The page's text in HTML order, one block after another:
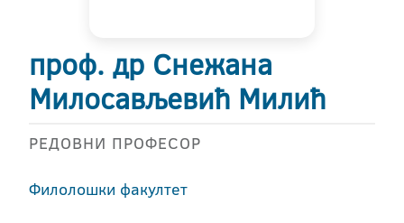
проф. др Снежана
Милосављевић Милић
РЕДОВНИ ПРОФЕСОР
Филолошки факултет